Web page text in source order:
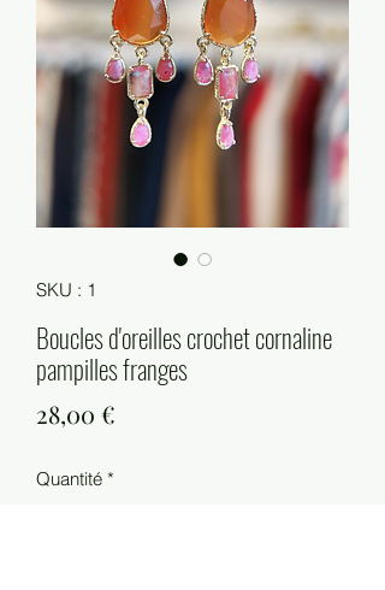
SKU : 1
Boucles d'oreilles crochet cornaline
pampilles franges
28,00 €
Quantité *